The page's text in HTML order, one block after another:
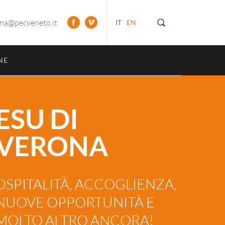
IT EN
DI
ACCOGLIENZA,
OPPORTUNITÀ E
ALTRO ANCORA!